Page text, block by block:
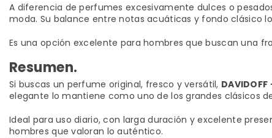
A diferencia de perfumes excesivamente dulces o
moda. Su balance entre notas acuáticas y fondo clásico
Es una opción excelente para hombres que buscan una
Resumen.
Si buscas un perfume original, fresco y versátil,
elegante lo mantiene como uno de los grandes clásicos
Ideal para uso diario, con larga duración y excelente
hombres que valoran lo auténtico.